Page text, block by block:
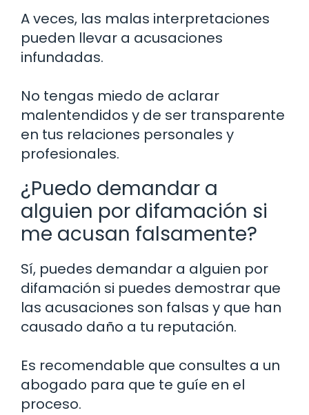
A veces, las malas interpretaciones
pueden llevar a acusaciones
infundadas.
No tengas miedo de aclarar
malentendidos y de ser transparente
en tus relaciones personales y
profesionales.
¿Puedo demandar a
alguien por difamación si
me acusan falsamente?
Sí, puedes demandar a alguien por
difamación si puedes demostrar que
las acusaciones son falsas y que han
causado daño a tu reputación.
Es recomendable que consultes a un
abogado para que te guíe en el
proceso.